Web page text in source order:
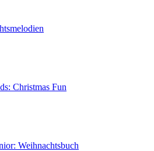
Christmas Fun
Weihnachtsbuch